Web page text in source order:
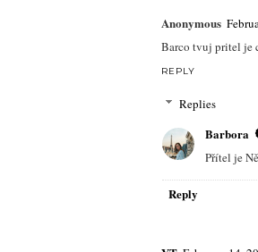
Anonymous
Barco tvuj pritel je
REPLY
Replies
Barbora
Přítel je
Reply